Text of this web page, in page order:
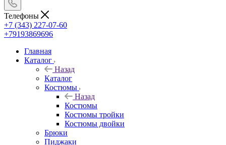
Телефоны
+7 (343) 227-07-60
+79193869696
Главная
Каталог
Назад
Каталог
Костюмы
Назад
Костюмы
Костюмы тройки
Костюмы двойки
Брюки
Пиджаки